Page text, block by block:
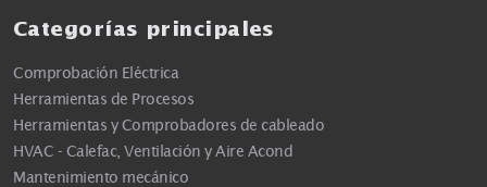
Categorías principales
Comprobación Eléctrica
Herramientas de Procesos
Herramientas y Comprobadores de cableado
HVAC - Calefac, Ventilación y Aire Acond
Mantenimiento mecánico